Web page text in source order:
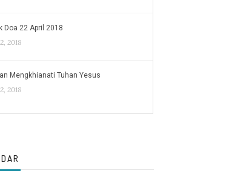
Doa 22 April 2018
2018
Mengkhianati Tuhan Yesus
2018